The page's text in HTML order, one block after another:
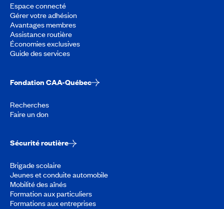
Espace connecté
Gérer votre adhésion
Avantages membres
Assistance routière
Économies exclusives
Guide des services
Fondation CAA-Québec
Recherches
Faire un don
Sécurité routière
Brigade scolaire
Jeunes et conduite automobile
Mobilité des aînés
Formation aux particuliers
Formations aux entreprises